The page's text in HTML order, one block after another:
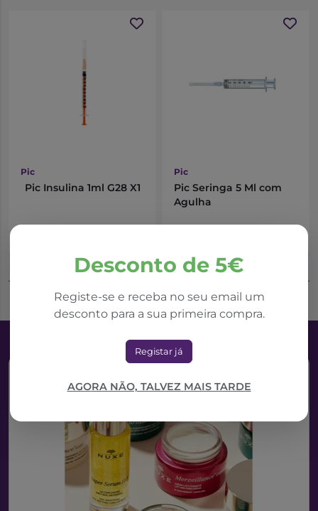
Desconto de 5€
Registe-se e receba no seu email um
desconto para a sua primeira compra.
Registar já
AGORA NÃO, TALVEZ MAIS TARDE
Pic
Pic Insulina 1ml G28 X1
Adicionar ao Carrinho
Pic
Pic Seringa 5 Ml com
Agulha
Adicionar ao Carrinho